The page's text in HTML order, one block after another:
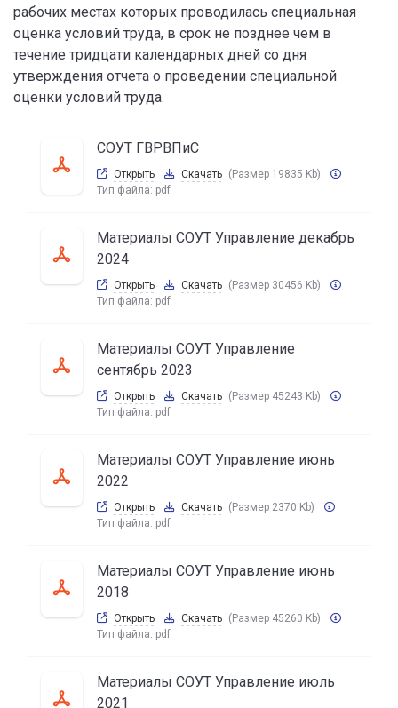
рабочих местах которых проводилась специальная
оценка условий труда, в срок не позднее чем в
течение тридцати календарных дней со дня
утверждения отчета о проведении специальной
оценки условий труда.
СОУТ ГВРВПиС
Открыть Скачать (Размер 19835 Kb)
Тип файла: pdf
Материалы СОУТ Управление декабрь
2024
Открыть Скачать (Размер 30456 Kb)
Тип файла: pdf
Материалы СОУТ Управление
сентябрь 2023
Открыть Скачать (Размер 45243 Kb)
Тип файла: pdf
Материалы СОУТ Управление июнь
2022
Открыть Скачать (Размер 2370 Kb)
Тип файла: pdf
Материалы СОУТ Управление июнь
2018
Открыть Скачать (Размер 45260 Kb)
Тип файла: pdf
Материалы СОУТ Управление июль
2021